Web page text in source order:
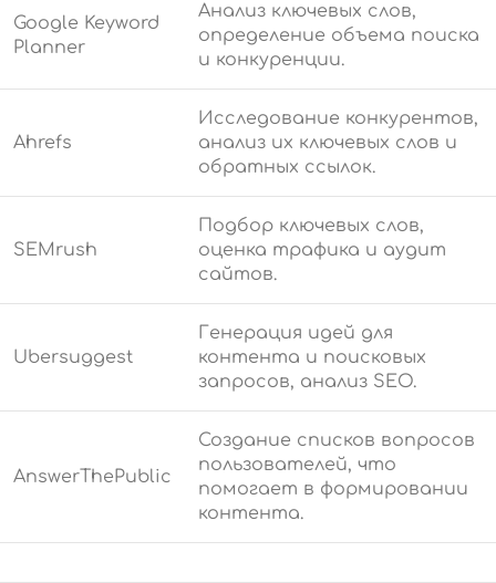
Google Keyword
Planner
Анализ ключевых слов,
определение объема поиска
и конкуренции.
Ahrefs
Исследование конкурентов,
анализ их ключевых слов и
обратных ссылок.
SEMrush
Подбор ключевых слов,
оценка трафика и аудит
сайтов.
Ubersuggest
Генерация идей для
контента и поисковых
запросов, анализ SEO.
AnswerThePublic
Создание списков вопросов
пользователей, что
помогает в формировании
контента.